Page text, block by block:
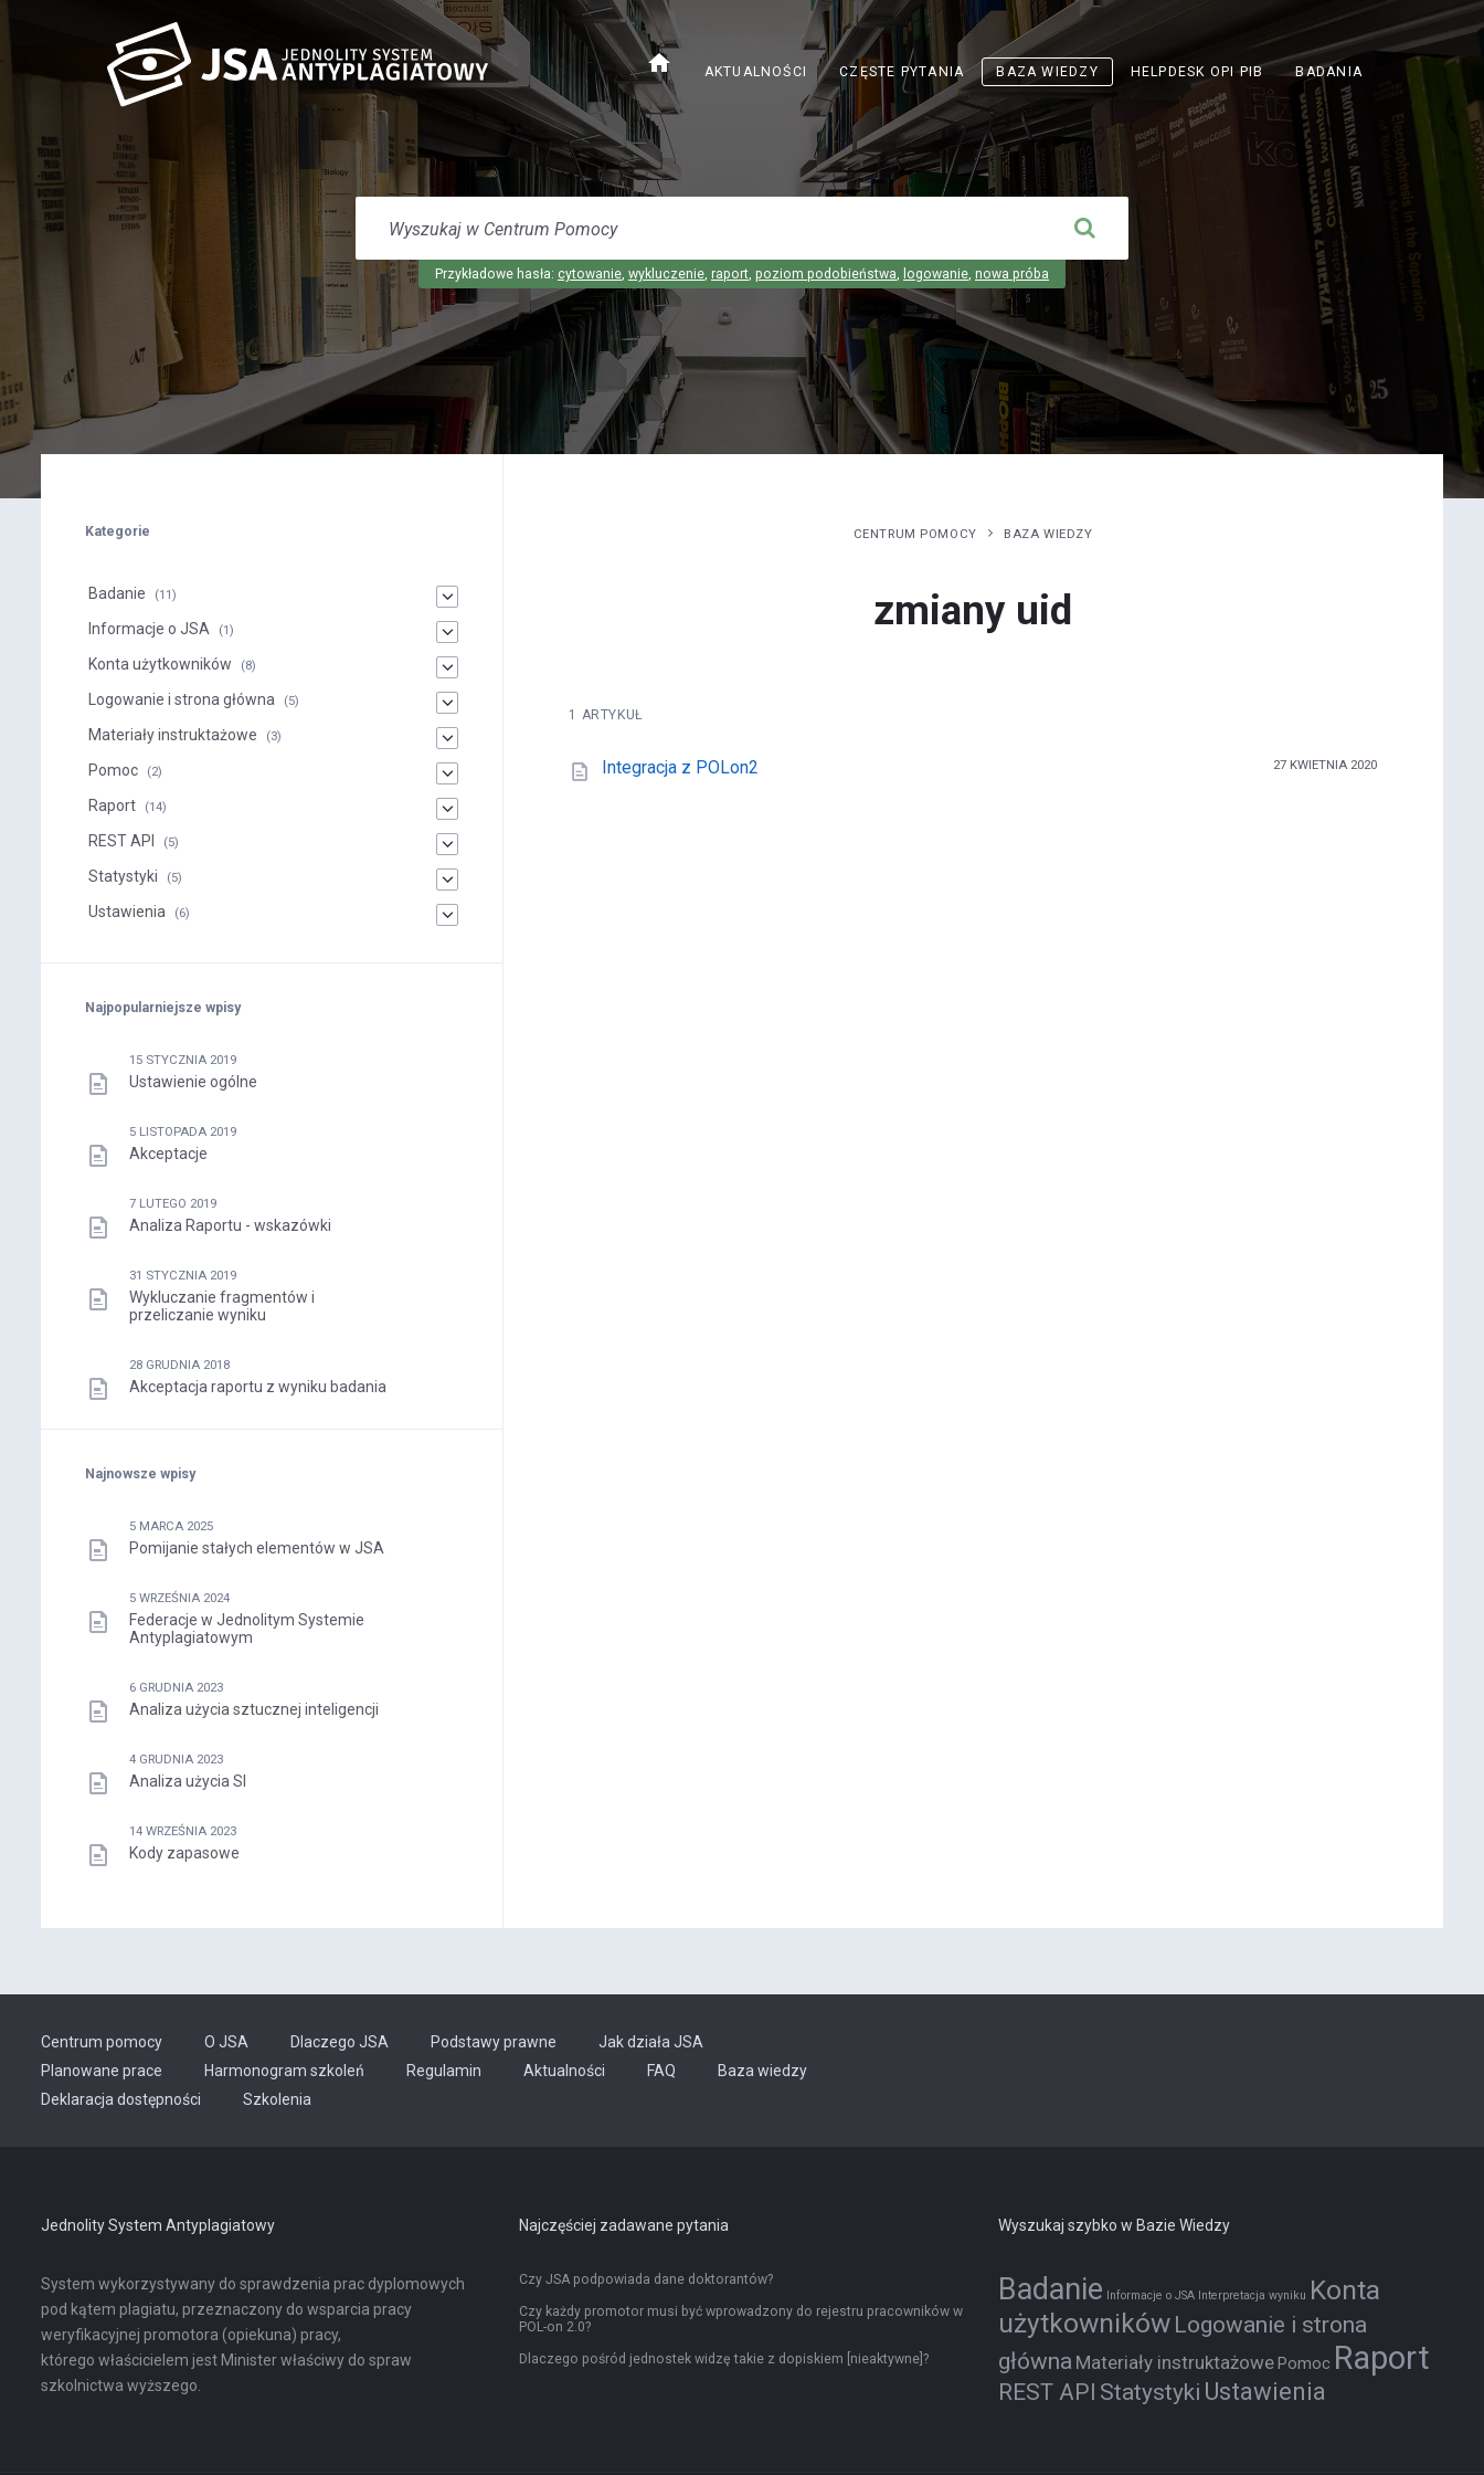
home AKTUALNOŚCI CZĘSTE PYTANIA BAZA WIEDZY HELPDESK OPI PIBODNOŚNIK
OTWIERA
SIĘ
W
NOWEJ
KARCIE
BADANIA
WYSZUKAJ
CENTRUM
Przykładowe hasła: cytowanie, wykluczenie, raport, poziom podobieństwa, logowanie, nowa próba
CENTRUM POMOCY BAZA WIEDZY
zmiany uid
1 ARTYKUŁ
Integracja z POLon2 27 KWIETNIA 2020
Kategorie
Badanie (11)
Informacje o JSA (1)
Konta użytkowników (8)
Logowanie i strona główna (5)
Materiały instruktażowe (3)
Pomoc (2)
Raport (14)
REST API (5)
Statystyki (5)
Ustawienia (6)
Najpopularniejsze wpisy
15 STYCZNIA 2019
Ustawienie ogólne
5 LISTOPADA 2019
Akceptacje
7 LUTEGO 2019
Analiza Raportu - wskazówki
31 STYCZNIA 2019
Wykluczanie fragmentów i
przeliczanie wyniku
28 GRUDNIA 2018
Akceptacja raportu z wyniku badania
Najnowsze wpisy
5 MARCA 2025
Pomijanie stałych elementów w JSA
5 WRZEŚNIA 2024
Federacje w Jednolitym Systemie
Antyplagiatowym
6 GRUDNIA 2023
Analiza użycia sztucznej inteligencji
4 GRUDNIA 2023
Analiza użycia SI
14 WRZEŚNIA 2023
Kody zapasowe
Centrum pomocy O JSA Dlaczego JSA Podstawy prawne
Jak działa JSA
Planowane prace
Harmonogram szkoleń Regulamin Aktualności FAQ
Baza wiedzy
Deklaracja dostępności
Szkolenia
Jednolity System Antyplagiatowy
System wykorzystywany do sprawdzenia prac dyplomowych
pod kątem plagiatu, przeznaczony do wsparcia pracy
weryfikacyjnej promotora (opiekuna) pracy,
którego właścicielem jest Minister właściwy do spraw
szkolnictwa wyższego.
Najczęściej zadawane pytania
Czy JSA podpowiada dane doktorantów?
Czy każdy promotor musi być wprowadzony do rejestru pracowników w
POL-on 2.0?
Dlaczego pośród jednostek widzę takie z dopiskiem [nieaktywne]?
Wyszukaj szybko w Bazie Wiedzy
Badanie Informacje o JSA Interpretacja wyniku Konta
użytkowników Logowanie i strona
główna Materiały instruktażowe Pomoc Raport
REST API Statystyki Ustawienia